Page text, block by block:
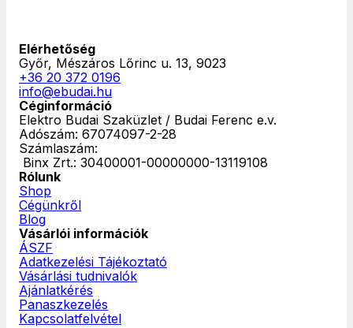
Elérhetőség
Győr, Mészáros Lőrinc u. 13, 9023
+36 20 372 0196
info@ebudai.hu
Céginformáció
Elektro Budai Szaküzlet / Budai Ferenc e.v.
Adószám: 67074097-2-28
Számlaszám:
‎ Binx Zrt.: 30400001-00000000-13119108
Rólunk
Shop
Cégünkről
Blog
Vásárlói információk
ÁSZF
Adatkezelési Tájékoztató
Vásárlási tudnivalók
Ajánlatkérés
Panaszkezelés
Kapcsolatfelvétel